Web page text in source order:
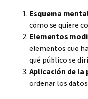
Esquema
cómo se quiere
Elementos
elementos que
qué público se
Aplicación de la
ordenar los